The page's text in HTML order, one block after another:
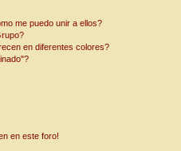
me puedo unir a ellos?
en diferentes colores?
en este foro!